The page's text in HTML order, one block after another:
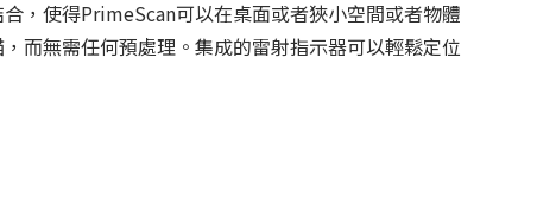
，使得PrimeScan可以在桌面或者狹小空間或者物體
而無需任何預處理。集成的雷射指示器可以輕鬆定位